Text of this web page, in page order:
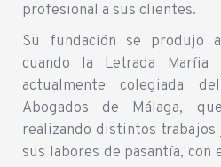
profesional a sus clientes.
Su fundación se produjo
cuando la Letrada Maríia
actualmente colegiada
Abogados de Málaga,
realizando distintos trabajos
sus labores de pasantía,